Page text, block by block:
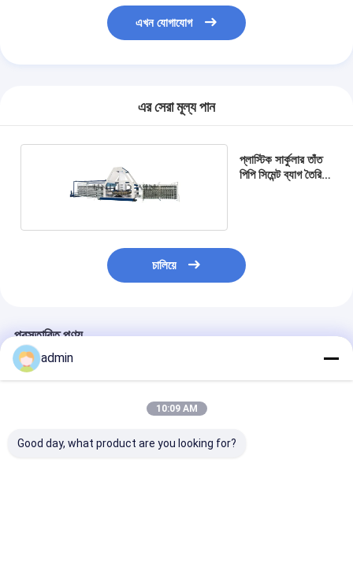
এখন যোগাযোগ
এর সেরা মূল্য পান
প্লাস্টিক সার্কুলার তাঁত
পিপি সিমেন্ট ব্যাগ তৈরির
চালিয়ে
প্রস্তাবিত পণ্য
admin
10:09 AM
Good day, what product are you looking for?